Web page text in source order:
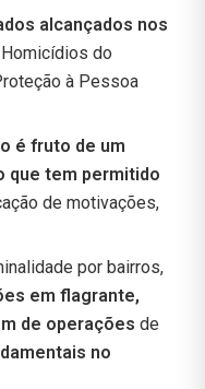
alcançados nos
do
à Pessoa
é fruto de um
que tem permitido
de motivações,
por bairros,
em flagrante,
de operações de
no